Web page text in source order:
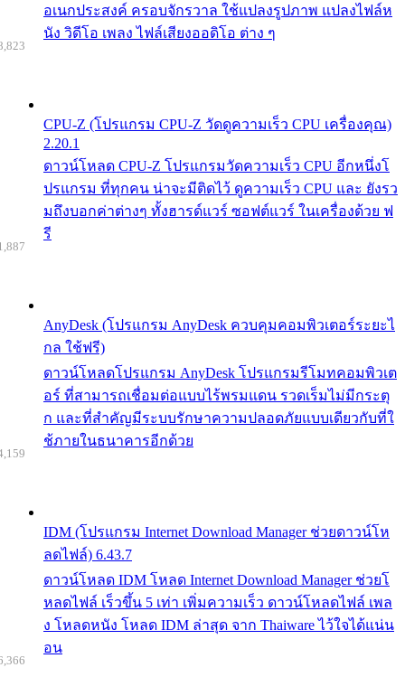
อเนกประสงค์ ครอบจักรวาล ใช้แปลงรูปภาพ แปลงไฟล์ห
นัง วิดีโอ เพลง ไฟล์เสียงออดิโอ ต่าง ๆ
CPU-Z (โปรแกรม CPU-Z วัดดูความเร็ว CPU เครื่องคุณ)
2.20.1
ดาวน์โหลด CPU-Z โปรแกรมวัดความเร็ว CPU อีกหนึ่งโ
ปรแกรม ที่ทุกคน น่าจะมีติดไว้ ดูความเร็ว CPU และ ยังรว
มถึงบอกค่าต่างๆ ทั้งฮารด์แวร์ ซอฟต์แวร์ ในเครื่องด้วย ฟ
รี
AnyDesk (โปรแกรม AnyDesk ควบคุมคอมพิวเตอร์ระยะไ
กล ใช้ฟรี)
ดาวน์โหลดโปรแกรม AnyDesk โปรแกรมรีโมทคอมพิวเต
อร์ ที่สามารถเชื่อมต่อแบบไร้พรมแดน รวดเร็มไม่มีกระตุ
ก และที่สำคัญมีระบบรักษาความปลอดภัยแบบเดียวกับที่ใ
ช้ภายในธนาคารอีกด้วย
IDM (โปรแกรม Internet Download Manager ช่วยดาวน์โห
ลดไฟล์) 6.43.7
ดาวน์โหลด IDM โหลด Internet Download Manager ช่วยโ
หลดไฟล์ เร็วขึ้น 5 เท่า เพิ่มความเร็ว ดาวน์โหลดไฟล์ เพล
ง โหลดหนัง โหลด IDM ล่าสุด จาก Thaiware ไว้ใจได้แน่น
อน